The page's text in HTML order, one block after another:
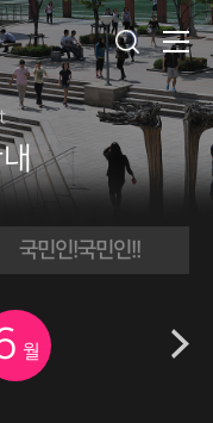
국민인!국민인!!
월